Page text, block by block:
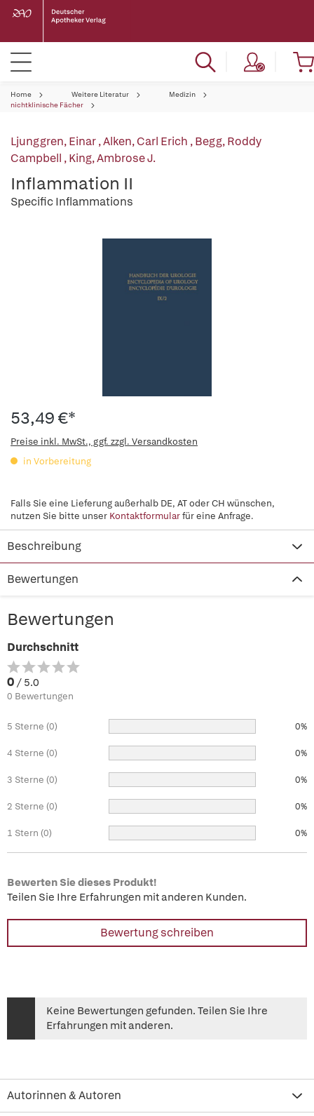
Home Weitere Literatur
Medizin
nichtklinische Fächer
Ljunggren, Einar,Alken, Carl Erich ,Begg, Roddy
Campbell ,King, Ambrose J.
Inflammation II
Specific Inflammations
53,49 €*
Preise inkl. MwSt., ggf. zzgl. Versandkosten
in Vorbereitung
Falls Sie eine Lieferung außerhalb DE, AT oder CH wünschen,
nutzen Sie bitte unser Kontaktformularfür eine Anfrage.
Beschreibung
Bewertungen
Bewertungen
Durchschnitt
0 / 5.0
0 Bewertungen
5 Sterne (0) 0%
4 Sterne (0) 0%
3 Sterne (0) 0%
2 Sterne (0) 0%
1 Stern (0) 0%
Bewerten Sie dieses Produkt!
Teilen Sie Ihre Erfahrungen mit anderen Kunden.
Bewertung schreiben
Keine Bewertungen gefunden. Teilen Sie Ihre
Erfahrungen mit anderen.
Autorinnen & Autoren